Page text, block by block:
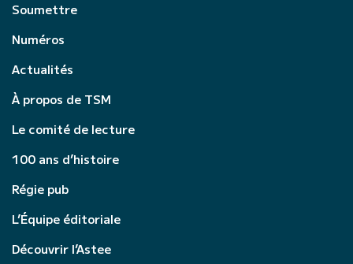
Soumettre
Numéros
Actualités
À propos de TSM
Le comité de lecture
100 ans d’histoire
Régie pub
L’Équipe éditoriale
Découvrir l’Astee